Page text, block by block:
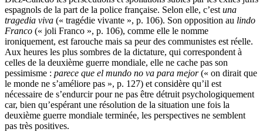
espagnols de la part de la police française. Selon elle, c’est una
tragedia viva (« tragédie vivante », p. 106). Son opposition au lindo
Franco (« joli Franco », p. 106), comme elle le nomme
ironiquement, est farouche mais sa peur des communistes est réelle.
Aux heures les plus sombres de la dictature, qui correspondent à
celles de la deuxième guerre mondiale, elle ne cache pas son
pessimisme : parece que el mundo no va para mejor(« on dirait que
le monde ne s’améliore pas », p. 127) et considère qu’il est
nécessaire de s’endurcir pour ne pas être détruit psychologiquement
car, bien qu’espérant une résolution de la situation une fois la
deuxième guerre mondiale terminée, les perspectives ne semblent
pas très positives.